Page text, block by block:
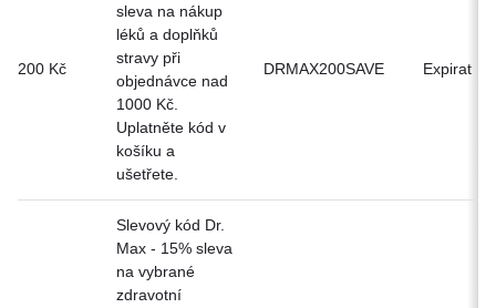
200 Kč
sleva na nákup
léků a doplňků
stravy při
objednávce nad
1000 Kč.
Uplatněte kód v
košíku a
ušetřete.
DRMAX200SAVE Expirat
Slevový kód Dr.
Max - 15% sleva
na vybrané
zdravotní